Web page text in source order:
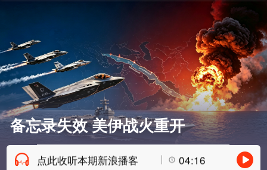
备忘录失效 美伊战火重开
点此收听本期新浪播客 04:16